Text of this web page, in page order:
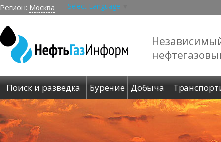
Регион: Москва Select Language
Поиск и разведка Бурение Добыча